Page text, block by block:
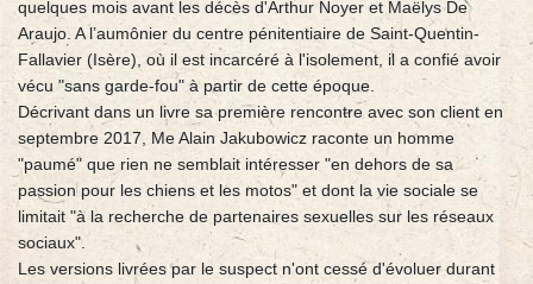
quelques mois avant les décès d'Arthur Noyer et Maëlys De
Araujo. A l’aumônier du centre pénitentiaire de Saint-Quentin-
Fallavier (Isère), où il est incarcéré à l'isolement, il a confié avoir
vécu "sans garde-fou" à partir de cette époque.
Décrivant dans un livre sa première rencontre avec son client en
septembre 2017, Me Alain Jakubowicz raconte un homme
"paumé" que rien ne semblait intéresser "en dehors de sa
passion pour les chiens et les motos" et dont la vie sociale se
limitait "à la recherche de partenaires sexuelles sur les réseaux
sociaux".
Les versions livrées par le suspect n'ont cessé d'évoluer durant